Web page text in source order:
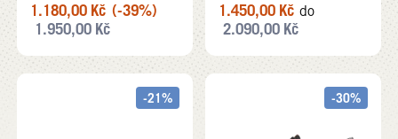
1.180,00 Kč (-39%)
1.950,00 Kč
1.450,00 Kč do
2.090,00 Kč
-21% -30%